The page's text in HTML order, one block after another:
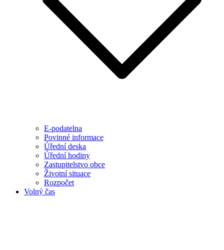
E-podatelna
Povinné informace
Úřední deska
Úřední hodiny
Zastupitelstvo obce
Životní situace
Rozpočet
Volný čas